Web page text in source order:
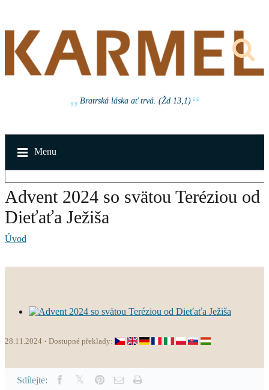
Bratrská láska ať trvá. (Žd 13,1)
Menu
Advent 2024 so svätou Teréziou od
Dieťaťa Ježiša
Úvod
28.11.2024 Dostupné překlady:
Sdílejte: